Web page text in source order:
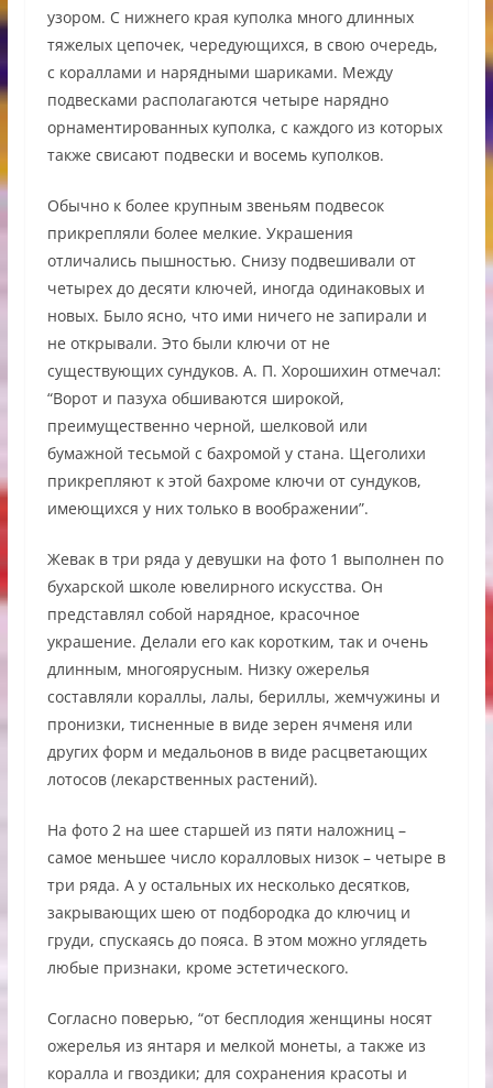
узором. С нижнего края куполка много длинных
тяжелых цепочек, чередующихся, в свою очередь,
с кораллами и нарядными шариками. Между
подвесками располагаются четыре нарядно
орнаментированных куполка, с каждого из которых
также свисают подвески и восемь куполков.
Обычно к более крупным звеньям подвесок
прикрепляли более мелкие. Украшения
отличались пышностью. Снизу подвешивали от
четырех до десяти ключей, иногда одинаковых и
новых. Было ясно, что ими ничего не запирали и
не открывали. Это были ключи от не
существующих сундуков. А. П. Хорошихин отмечал:
“Ворот и пазуха обшиваются широкой,
преимущественно черной, шелковой или
бумажной тесьмой с бахромой у стана. Щеголихи
прикрепляют к этой бахроме ключи от сундуков,
имеющихся у них только в воображении”.
Жевак в три ряда у девушки на фото 1 выполнен по
бухарской школе ювелирного искусства. Он
представлял собой нарядное, красочное
украшение. Делали его как коротким, так и очень
длинным, многоярусным. Низку ожерелья
составляли кораллы, лалы, бериллы, жемчужины и
пронизки, тисненные в виде зерен ячменя или
других форм и медальонов в виде расцветающих
лотосов (лекарственных растений).
На фото 2 на шее старшей из пяти наложниц –
самое меньшее число коралловых низок – четыре в
три ряда. А у остальных их несколько десятков,
закрывающих шею от подбородка до ключиц и
груди, спускаясь до пояса. В этом можно углядеть
любые признаки, кроме эстетического.
Согласно поверью, “от бесплодия женщины носят
ожерелья из янтаря и мелкой монеты, а также из
коралла и гвоздики; для сохранения красоты и